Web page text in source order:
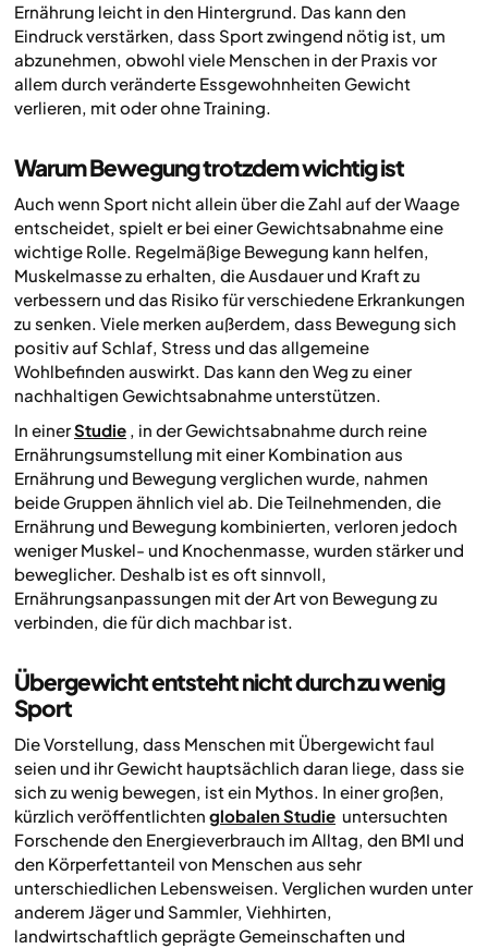
Ernährung leicht in den Hintergrund. Das kann den
Eindruck verstärken, dass Sport zwingend nötig ist, um
abzunehmen, obwohl viele Menschen in der Praxis vor
allem durch veränderte Essgewohnheiten Gewicht
verlieren, mit oder ohne Training.
Warum Bewegung trotzdem wichtig ist
Auch wenn Sport nicht allein über die Zahl auf der Waage
entscheidet, spielt er bei einer Gewichtsabnahme eine
wichtige Rolle. Regelmäßige Bewegung kann helfen,
Muskelmasse zu erhalten, die Ausdauer und Kraft zu
verbessern und das Risiko für verschiedene Erkrankungen
zu senken. Viele merken außerdem, dass Bewegung sich
positiv auf Schlaf, Stress und das allgemeine
Wohlbefinden auswirkt. Das kann den Weg zu einer
nachhaltigen Gewichtsabnahme unterstützen.
In einerStudie , in der Gewichtsabnahme durch reine
Ernährungsumstellung mit einer Kombination aus
Ernährung und Bewegung verglichen wurde, nahmen
beide Gruppen ähnlich viel ab. Die Teilnehmenden, die
Ernährung und Bewegung kombinierten, verloren jedoch
weniger Muskel- und Knochenmasse, wurden stärker und
beweglicher. Deshalb ist es oft sinnvoll,
Ernährungsanpassungen mit der Art von Bewegung zu
verbinden, die für dich machbar ist.
Übergewicht entsteht nicht durch zu wenig
Sport
Die Vorstellung, dass Menschen mit Übergewicht faul
seien und ihr Gewicht hauptsächlich daran liege, dass sie
sich zu wenig bewegen, ist ein Mythos. In einer großen,
kürzlich veröffentlichten globalen Studie untersuchten
Forschende den Energieverbrauch im Alltag, den BMI und
den Körperfettanteil von Menschen aus sehr
unterschiedlichen Lebensweisen. Verglichen wurden unter
anderem Jäger und Sammler, Viehhirten,
landwirtschaftlich geprägte Gemeinschaften und